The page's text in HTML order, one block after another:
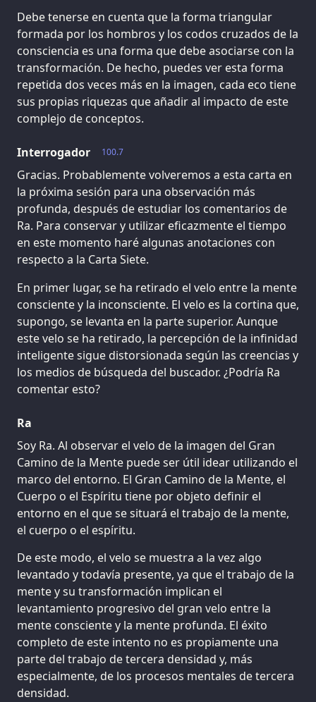
Debe tenerse en cuenta que la forma triangular
formada por los hombros y los codos cruzados de la
consciencia es una forma que debe asociarse con la
transformación. De hecho, puedes ver esta forma
repetida dos veces más en la imagen, cada eco tiene
sus propias riquezas que añadir al impacto de este
complejo de conceptos.
100.7
Interrogador
Gracias. Probablemente volveremos a esta carta en
la próxima sesión para una observación más
profunda, después de estudiar los comentarios de
Ra. Para conservar y utilizar eficazmente el tiempo
en este momento haré algunas anotaciones con
respecto a la Carta Siete.
En primer lugar, se ha retirado el velo entre la mente
consciente y la inconsciente. El velo es la cortina que,
supongo, se levanta en la parte superior. Aunque
este velo se ha retirado, la percepción de la infinidad
inteligente sigue distorsionada según las creencias y
los medios de búsqueda del buscador. ¿Podría Ra
comentar esto?
Ra
Soy Ra. Al observar el velo de la imagen del Gran
Camino de la Mente puede ser útil idear utilizando el
marco del entorno. El Gran Camino de la Mente, el
Cuerpo o el Espíritu tiene por objeto definir el
entorno en el que se situará el trabajo de la mente,
el cuerpo o el espíritu.
De este modo, el velo se muestra a la vez algo
levantado y todavía presente, ya que el trabajo de la
mente y su transformación implican el
levantamiento progresivo del gran velo entre la
mente consciente y la mente profunda. El éxito
completo de este intento no es propiamente una
parte del trabajo de tercera densidad y, más
especialmente, de los procesos mentales de tercera
densidad.